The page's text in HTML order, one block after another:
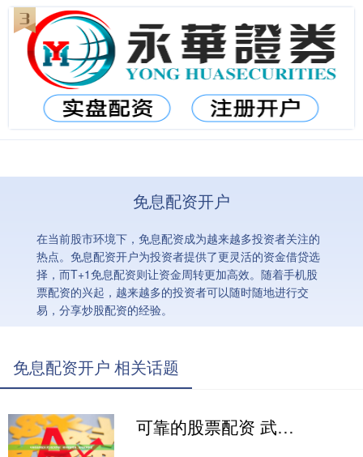
免息配资开户
在当前股市环境下，免息配资成为越来越多投资者关注的
热点。免息配资开户为投资者提供了更灵活的资金借贷选
择，而T+1免息配资则让资金周转更加高效。随着手机股
票配资的兴起，越来越多的投资者可以随时随地进行交
易，分享炒股配资的经验。
免息配资开户 相关话题
可靠的股票配资 武汉配资炒股：助你财富增值，实现投资梦想